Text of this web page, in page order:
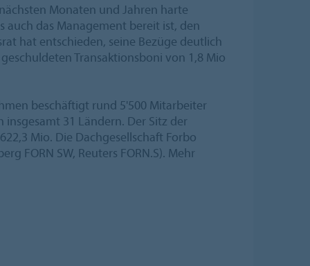
Monaten und Jahren harte
auch das Management bereit ist, den
hat entschieden, seine Bezüge deutlich
Transaktionsboni von 1,8 Mio
beschäftigt rund 5'500 Mitarbeiter
31 Ländern. Der Sitz der
Mio. Die Dachgesellschaft Forbo
FORN SW, Reuters FORN.S). Mehr